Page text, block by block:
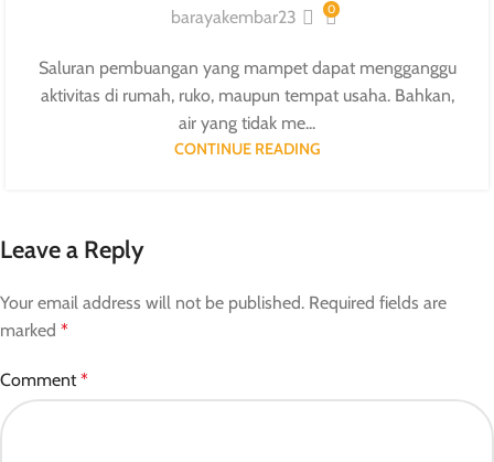
barayakembar23 0
Saluran pembuangan yang mampet dapat mengganggu
aktivitas di rumah, ruko, maupun tempat usaha. Bahkan,
air yang tidak me...
CONTINUE READING
Leave a Reply
Your email address will not be published. Required fields are
marked *
Comment*